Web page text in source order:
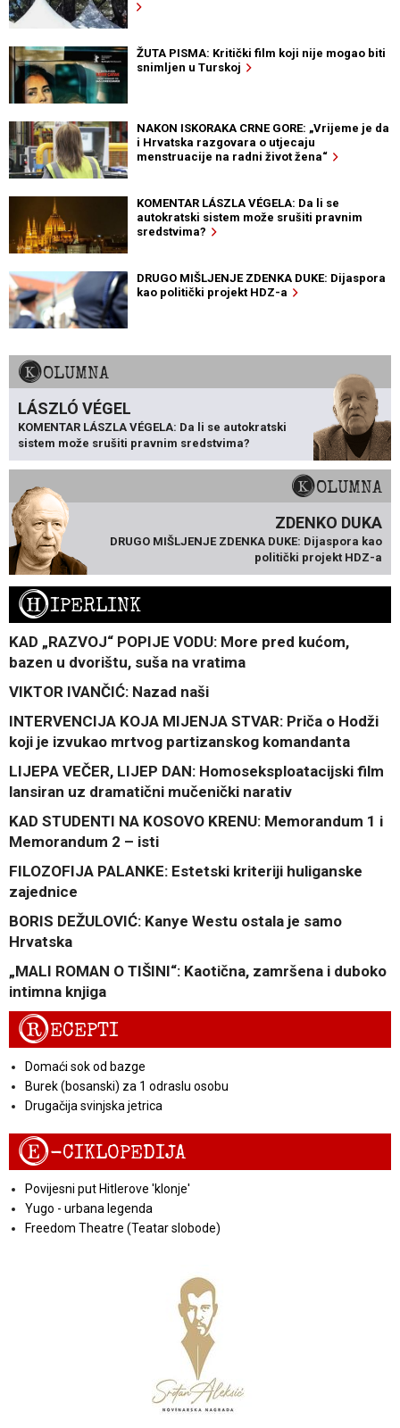
ŽUTA PISMA: Kritički film koji nije mogao biti
snimljen u Turskoj
NAKON ISKORAKA CRNE GORE: „Vrijeme je da
i Hrvatska razgovara o utjecaju
menstruacije na radni život žena“
KOMENTAR LÁSZLA VÉGELA: Da li se
autokratski sistem može srušiti pravnim
sredstvima?
DRUGO MIŠLJENJE ZDENKA DUKE: Dijaspora
kao politički projekt HDZ-a
KOLUMNA
LÁSZLÓ VÉGEL
KOMENTAR LÁSZLA VÉGELA: Da li se autokratski
sistem može srušiti pravnim sredstvima?
KOLUMNA
ZDENKO DUKA
DRUGO MIŠLJENJE ZDENKA DUKE: Dijaspora kao
politički projekt HDZ-a
HIPERLINK
KAD „RAZVOJ“ POPIJE VODU: More pred kućom,
bazen u dvorištu, suša na vratima
VIKTOR IVANČIĆ: Nazad naši
INTERVENCIJA KOJA MIJENJA STVAR: Priča o Hodži
koji je izvukao mrtvog partizanskog komandanta
LIJEPA VEČER, LIJEP DAN: Homoseksploatacijski film
lansiran uz dramatični mučenički narativ
KAD STUDENTI NA KOSOVO KRENU: Memorandum 1 i
Memorandum 2 – isti
FILOZOFIJA PALANKE: Estetski kriteriji huliganske
zajednice
BORIS DEŽULOVIĆ: Kanye Westu ostala je samo
Hrvatska
„MALI ROMAN O TIŠINI“: Kaotična, zamršena i duboko
intimna knjiga
RECEPTI
Domaći sok od bazge
Burek (bosanski) za 1 odraslu osobu
Drugačija svinjska jetrica
E-CIKLOPEDIJA
Povijesni put Hitlerove 'klonje'
Yugo - urbana legenda
Freedom Theatre (Teatar slobode)